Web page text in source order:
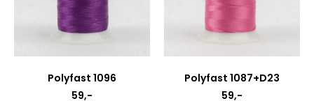
Polyfast 1096
59,-
Polyfast 1087+D23
59,-